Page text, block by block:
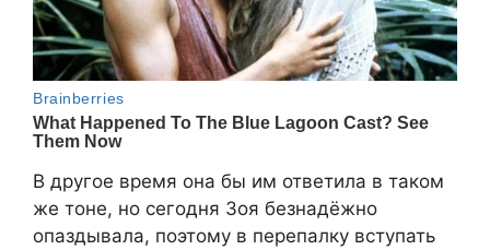
В другое время она бы им ответила в таком
же тоне, но сегодня Зоя безнадёжно
опаздывала, поэтому в перепалку вступать